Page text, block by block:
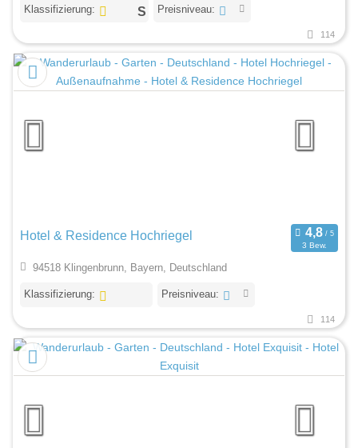
Klassifizierung: Preisniveau:
114
Hotel & Residence Hochriegel
3 Bew.
94518 Klingenbrunn, Bayern, Deutschland
Klassifizierung: Preisniveau:
114